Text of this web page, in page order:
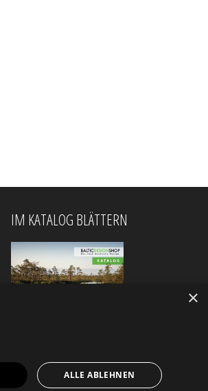
IM KATALOG BLÄTTERN
×
ALLE ABLEHNEN